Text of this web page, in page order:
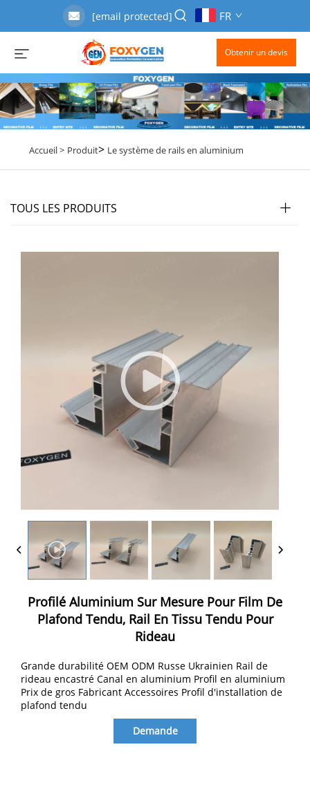
[email protected] FR
Obtenir un devis
Accueil > Produit> Le système de rails en aluminium
TOUS LES PRODUITS
Profilé Aluminium Sur Mesure Pour Film De
Plafond Tendu, Rail En Tissu Tendu Pour
Rideau
Grande durabilité OEM ODM Russe Ukrainien Rail de
rideau encastré Canal en aluminium Profil en aluminium
Prix de gros Fabricant Accessoires Profil d'installation de
plafond tendu
Demande